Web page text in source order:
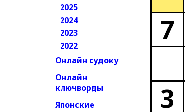
2025
2024
2023
2022
Онлайн судоку
Онлайн
ключворды
Японские
7
3